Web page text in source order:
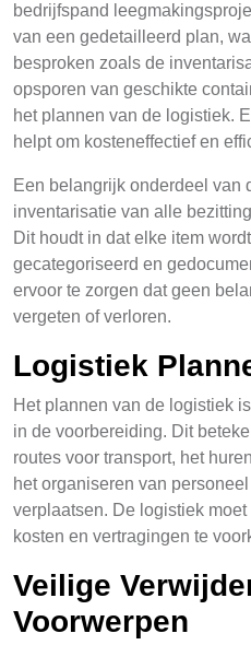
bedrijfspand
van een gedetailleerd plan,
besproken zoals de
opsporen van geschikte
het plannen van de logistiek.
helpt om kosteneffectief en
Een belangrijk onderdeel van
inventarisatie van alle
Dit houdt in dat elke item
gecategoriseerd en
ervoor te zorgen dat geen
vergeten of verloren.
Logistiek
Het plannen van de logistiek
in de voorbereiding. Dit
routes voor transport, het
het organiseren van
verplaatsen. De logistiek
kosten en vertragingen te
Veilige
Voorwerpen